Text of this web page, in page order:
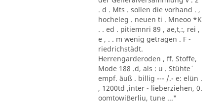
. d . Mts . sollen die vorhand . ,
hocheleg . neuen ti . Mneoo *K
. . ed . pitiemnri 89 , ae,t,:, rei ,
e , . . m wenig getragen . F -
riedrichstädt.
Herrengarderoden , ff. Stoffe,
Mode 188 .d, als : u . Stühte´
empf. äuß . billig --- /.- e: elün .
, 1200td ,inter - lieberziehen, 0.
oomtowiBerliu, tune ..."